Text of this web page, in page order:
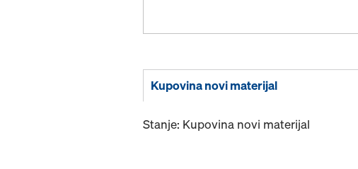
Kupovina novi materijal
Stanje: Kupovina novi materijal